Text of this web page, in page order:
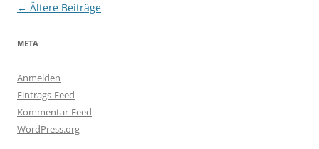
Beitragsnavigation
← Ältere Beiträge
META
Anmelden
Eintrags-Feed
Kommentar-Feed
WordPress.org